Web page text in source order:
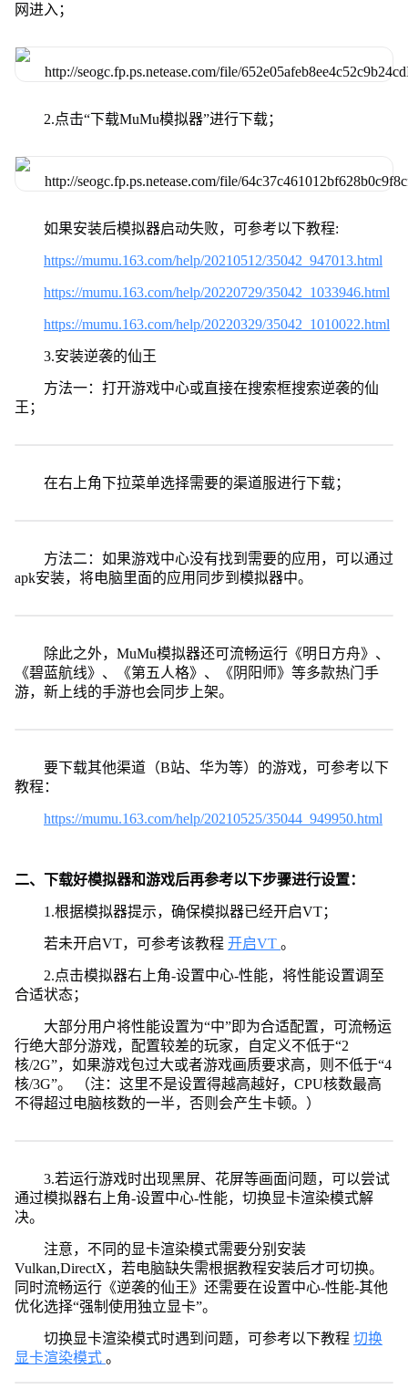
网进入；
2.点击“下载MuMu模拟器”进行下载；
如果安装后模拟器启动失败，可参考以下教程:
https://mumu.163.com/help/20210512/35042_947013.html
https://mumu.163.com/help/20220729/35042_1033946.html
https://mumu.163.com/help/20220329/35042_1010022.html
3.安装逆袭的仙王
方法一：打开游戏中心或直接在搜索框搜索逆袭的仙
王；
在右上角下拉菜单选择需要的渠道服进行下载；
方法二：如果游戏中心没有找到需要的应用，可以通过
apk安装，将电脑里面的应用同步到模拟器中。
除此之外，MuMu模拟器还可流畅运行《明日方舟》、
《碧蓝航线》、《第五人格》、《阴阳师》等多款热门手
游，新上线的手游也会同步上架。
要下载其他渠道（B站、华为等）的游戏，可参考以下
教程：
https://mumu.163.com/help/20210525/35044_949950.html
二、下载好模拟器和游戏后再参考以下步骤进行设置：
1.根据模拟器提示，确保模拟器已经开启VT；
若未开启VT，可参考该教程 开启VT 。
2.点击模拟器右上角-设置中心-性能，将性能设置调至
合适状态；
大部分用户将性能设置为“中”即为合适配置，可流畅运
行绝大部分游戏，配置较差的玩家，自定义不低于“2
核/2G”，如果游戏包过大或者游戏画质要求高，则不低于“4
核/3G”。 （注：这里不是设置得越高越好，CPU核数最高
不得超过电脑核数的一半，否则会产生卡顿。）
3.若运行游戏时出现黑屏、花屏等画面问题，可以尝试
通过模拟器右上角-设置中心-性能，切换显卡渲染模式解
决。
注意，不同的显卡渲染模式需要分别安装
Vulkan,DirectX，若电脑缺失需根据教程安装后才可切换。
同时流畅运行《逆袭的仙王》还需要在设置中心-性能-其他
优化选择“强制使用独立显卡”。
切换显卡渲染模式时遇到问题，可参考以下教程 切换
显卡渲染模式 。